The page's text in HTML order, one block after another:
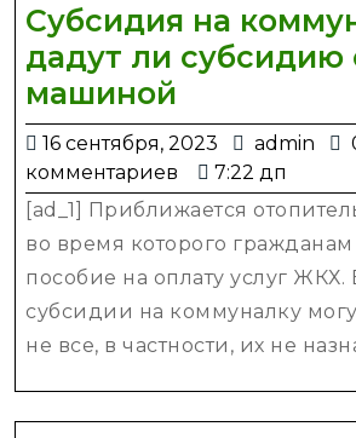
Субсидия на
дадут ли субсидию
машиной
на
коммуналку
—
дадут
ли
субсидию
семье
с
машиной
16 сентября, 2023
16
сентября,
2023
admin
комментариев
7:22 дп
[ad_1] Приближается
во время которого
пособие на оплату услуг
субсидии на коммуналку
не все, в частности, их не